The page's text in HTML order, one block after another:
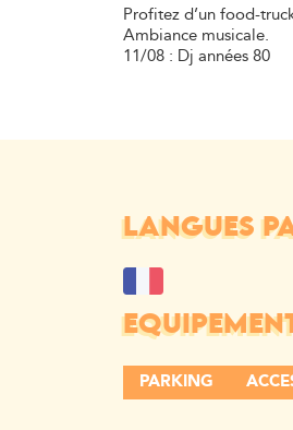
Profitez d’un food-
Ambiance musicale.
11/08 : Dj années 80
LANGUES
PARKING